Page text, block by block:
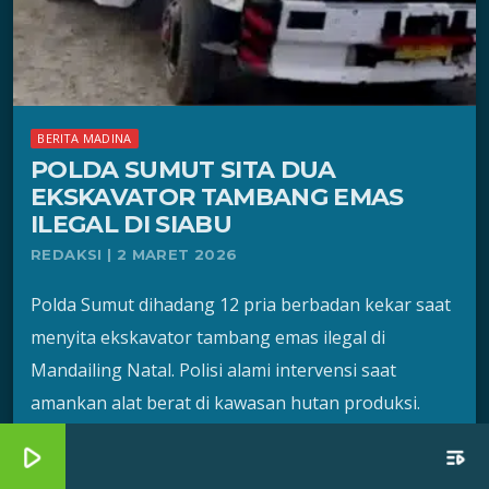
BERITA MADINA
POLDA SUMUT SITA DUA
EKSKAVATOR TAMBANG EMAS
ILEGAL DI SIABU
REDAKSI | 2 MARET 2026
Polda Sumut dihadang 12 pria berbadan kekar saat
menyita ekskavator tambang emas ilegal di
Mandailing Natal. Polisi alami intervensi saat
amankan alat berat di kawasan hutan produksi.
Sumatera Utara (Polda Sumut) menertibkan praktik
play_arrow playlist_play